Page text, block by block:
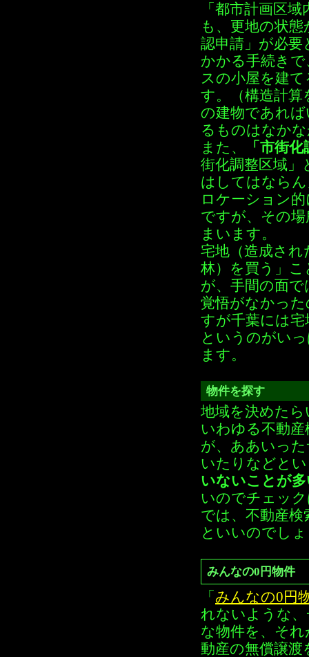
「都市計画区
も、更地の状
認申請」が必
かかる手続き
スの小屋を建
す。（構造計
の建物であれ
るものはなか
また、
「市街
街化調整区域
はしてはなら
ロケーション
ですが、その
まいます。
宅地（造成さ
林）を買う」
が、手間の面で
覚悟がなかっ
すが千葉には
というのがい
ます。
物件を探す
地域を決めた
いわゆる不動
が、ああいっ
いたりなどと
いないことが
いのでチェッ
では、不動産
といいのでし
みんなの0円物件
「 みんなの0円
れないような
な物件を、そ
動産の無償譲